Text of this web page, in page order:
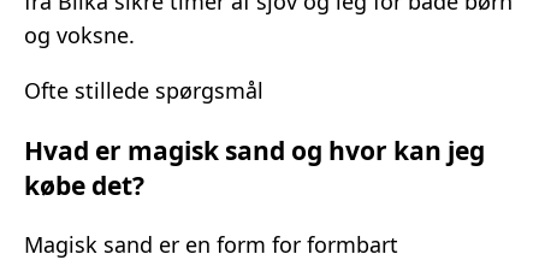
og voksne.
Ofte stillede spørgsmål
Hvad er magisk sand og hvor kan jeg
købe det?
Magisk sand er en form for formbart